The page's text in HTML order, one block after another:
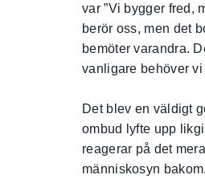
var ”Vi bygger fred,
berör oss, men det
bemöter varandra.
vanligare behöver
Det blev en väldigt
ombud lyfte upp
reagerar på det
människosyn bakom.